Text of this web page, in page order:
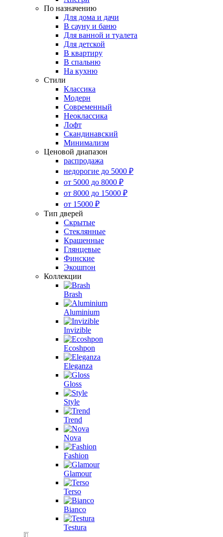
По назначению
Для дома и дачи
В сауну и баню
Для ванной и туалета
Для детской
В квартиру
В спальню
На кухню
Стили
Классика
Модерн
Современный
Неоклассика
Лофт
Скандинавский
Минимализм
Ценовой диапазон
распродажа
недорогие до 5000 ₽
от 5000 до 8000 ₽
от 8000 до 15000 ₽
от 15000 ₽
Тип дверей
Скрытые
Стеклянные
Крашенные
Глянцевые
Финские
Экошпон
Коллекции
Brash
Aluminium
Invizible
Ecoshpon
Eleganza
Gloss
Style
Trend
Nova
Fashion
Glamour
Terso
Bianco
Testura